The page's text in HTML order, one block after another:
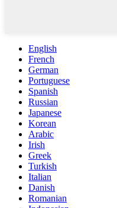
English
French
German
Portuguese
Spanish
Russian
Japanese
Korean
Arabic
Irish
Greek
Turkish
Italian
Danish
Romanian